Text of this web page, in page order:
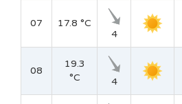
07
17.8 °C
4
08
19.3
°C
4